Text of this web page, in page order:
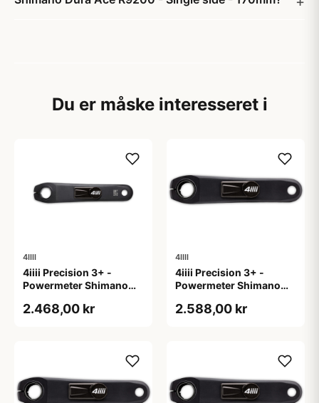
Du er måske interesseret i
4IIII
4iiii Precision 3+ -
Powermeter Shimano
- 172,5mm
2.468,00 kr
4IIII
4iiii Precision 3+ -
Powermeter Shimano
- 165mm
2.588,00 kr